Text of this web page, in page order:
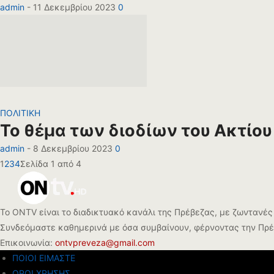
admin - 11 Δεκεμβρίου 2023 0
ΠΟΛΙΤΙΚΗ
Το θέμα των διοδίων του
admin - 8 Δεκεμβρίου 2023 0
1234Σελίδα 1 από 4
Το ONTV είναι το διαδικτυακό κανάλι της Πρέβεζας, με
Συνδεόμαστε καθημερινά με όσα συμβαίνουν, φέρνοντας την
Επικοινωνία: ontvpreveza@gmail.com
ΠΟΙΟΙ ΕΙΜΑΣΤΕ